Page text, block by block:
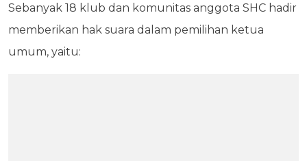
Sebanyak 18 klub dan komunitas anggota SHC hadir
memberikan hak suara dalam pemilihan ketua
umum, yaitu: